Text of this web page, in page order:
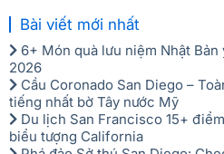
Bài viết mới nhất
6+ Món quà lưu niệm Nhật
2026
Cầu Coronado San Diego –
tiếng nhất bờ Tây nước Mỹ
Du lịch San Francisco 15+
biểu tượng California